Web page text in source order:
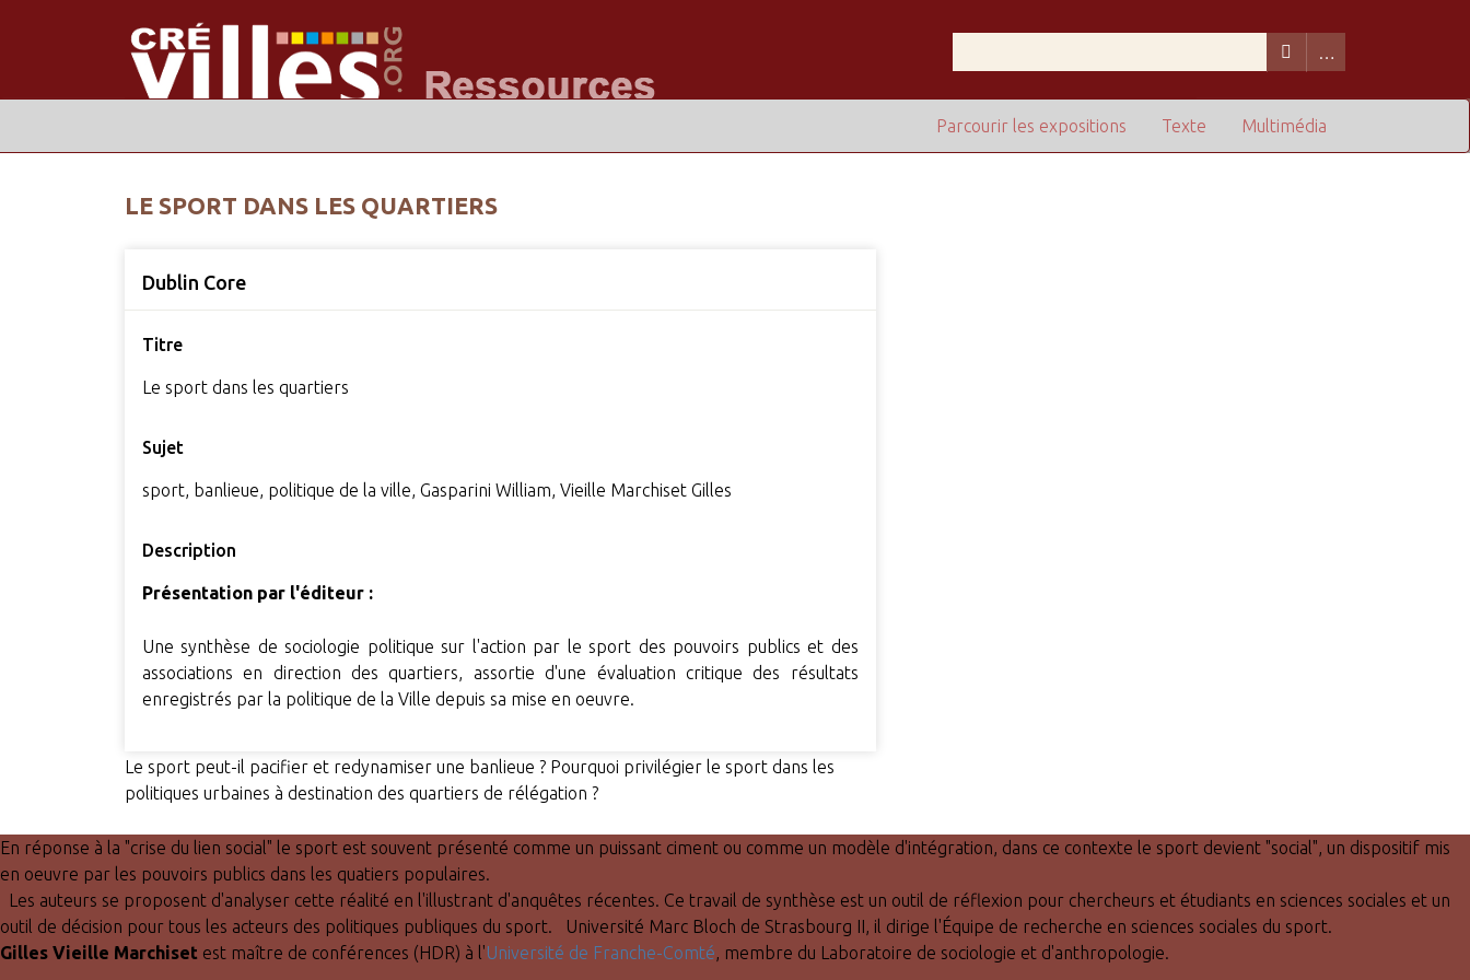
Multimédia
Texte
Parcourir les expositions
LE SPORT DANS LES QUARTIERS
Dublin Core
Titre
Le sport dans les quartiers
Sujet
sport, banlieue, politique de la ville, Gasparini William, Vieille Marchiset Gilles
Description
Présentation par l'éditeur :
Une synthèse de sociologie politique sur l'action par le sport des pouvoirs publics et des
associations en direction des quartiers, assortie d'une évaluation critique des résultats
enregistrés par la politique de la Ville depuis sa mise en oeuvre.
Le sport peut-il pacifier et redynamiser une banlieue ? Pourquoi privilégier le sport dans les
politiques urbaines à destination des quartiers de rélégation ?
En réponse à la "crise du lien social" le sport est souvent présenté comme un puissant ciment ou comme un modèle d'intégration, dans ce contexte le sport devient "social", un dispositif mis
en oeuvre par les pouvoirs publics dans les quatiers populaires.
Les auteurs se proposent d'analyser cette réalité en l'illustrant d'anquêtes récentes. Ce travail de synthèse est un outil de réflexion pour chercheurs et étudiants en sciences sociales et un
outil de décision pour tous les acteurs des politiques publiques du sport. Université Marc Bloch de Strasbourg II, il dirige l'Équipe de recherche en sciences sociales du sport.
Gilles Vieille Marchiset est maître de conférences (HDR) à l'Université de Franche-Comté, membre du Laboratoire de sociologie et d'anthropologie.